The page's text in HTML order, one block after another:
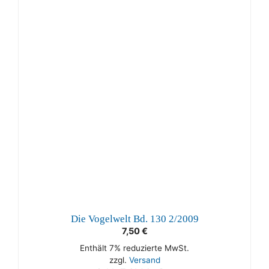
Die Vogelwelt Bd. 130 2/2009
7,50€
Enthält 7% reduzierte MwSt.
zzgl. Versand